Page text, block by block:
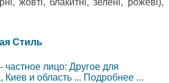
Стиль
лицо: Другое для
Киев и область ... Подробнее ...